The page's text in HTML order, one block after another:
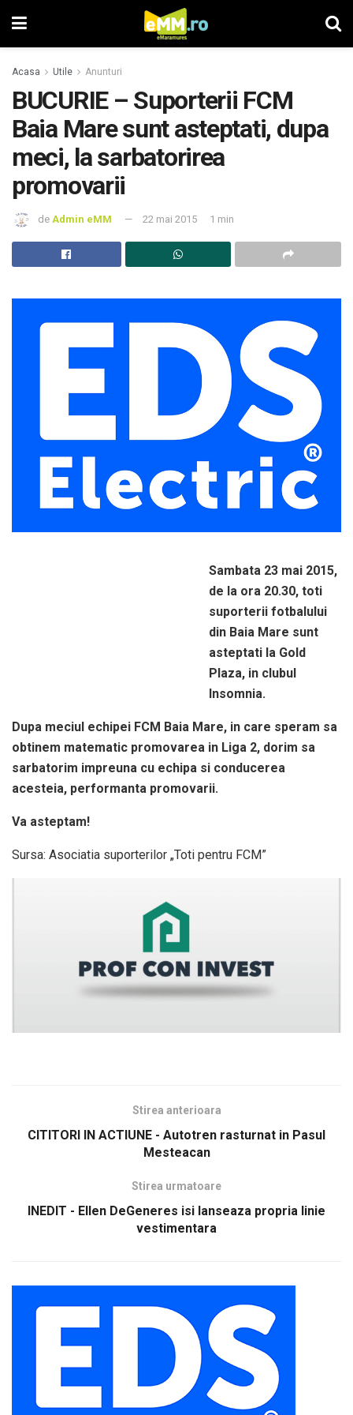
Acasa Utile Anunturi
BUCURIE – Suporterii FCM
Baia Mare sunt asteptati, dupa
meci, la sarbatorirea
promovarii
de Admin eMM 22 mai 2015 1 min
Sambata 23 mai 2015,
de la ora 20.30, toti
suporterii fotbalului
din Baia Mare sunt
asteptati la Gold
Plaza, in clubul
Insomnia.
Dupa meciul echipei FCM Baia Mare, in care speram sa
obtinem matematic promovarea in Liga 2, dorim sa
sarbatorim impreuna cu echipa si conducerea
acesteia, performanta promovarii.
Va asteptam!
Sursa: Asociatia suporterilor „Toti pentru FCM”
Stirea anterioara
CITITORI IN ACTIUNE - Autotren rasturnat in Pasul
Mesteacan
Stirea urmatoare
INEDIT - Ellen DeGeneres isi lanseaza propria linie
vestimentara